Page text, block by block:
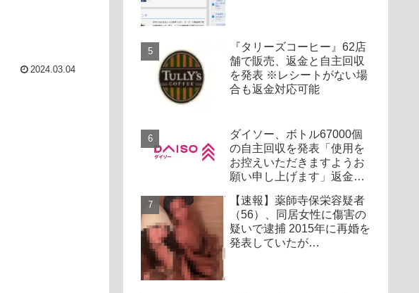
2024.03.04
『タリーズコーヒー』62店
舗で販売、返金と自主回収
を発表 ※レシートがない場
合も返金対応可能
ダイソー、ボトル67000個
の自主回収を発表「使用を
お控えいただきますようお
願い申し上げます」返金対
【速報】薬師寺保栄容疑者
（56）、同居女性に傷害の
疑いで逮捕 2015年に再婚を
発表していたが…